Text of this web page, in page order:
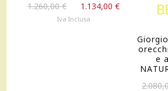
1.260,00€
prezzo
1.134,00€
1.134,00 €.
Iva Inclusa
e